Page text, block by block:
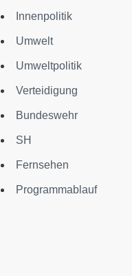
Innenpolitik
Umwelt
Umweltpolitik
Verteidigung
Bundeswehr
SH
Fernsehen
Programmablauf